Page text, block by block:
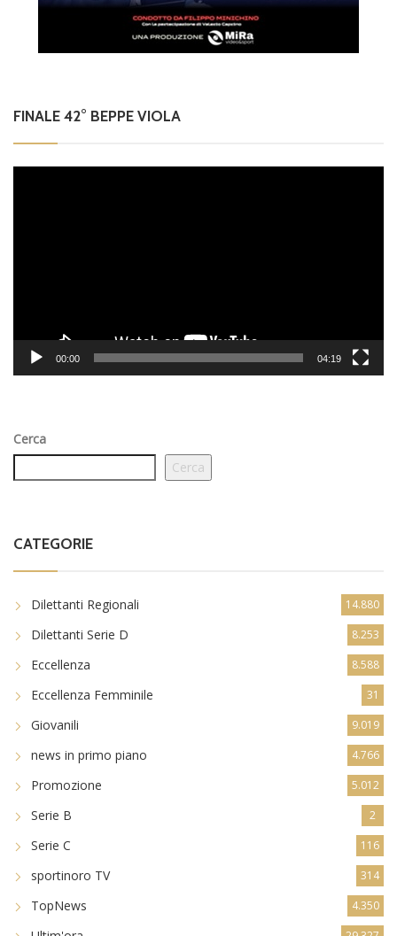
FINALE 42° BEPPE VIOLA
00:00 04:19
Cerca
Cerca
CATEGORIE
Dilettanti Regionali 14.880
Dilettanti Serie D 8.253
Eccellenza 8.588
Eccellenza Femminile 31
Giovanili 9.019
news in primo piano 4.766
Promozione 5.012
Serie B 2
Serie C 116
sportinoro TV 314
TopNews 4.350